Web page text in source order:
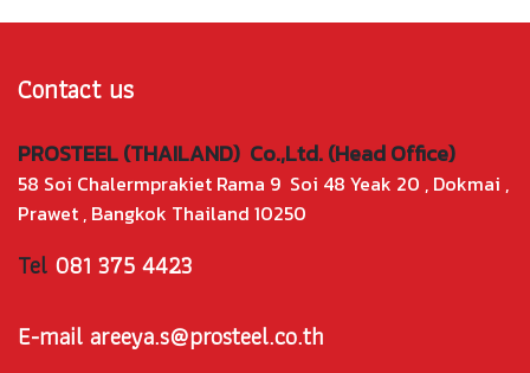
Contact us
PROSTEEL (THAILAND) Co.,Ltd. (Head Office)
58 Soi Chalermprakiet Rama 9 Soi 48 Yeak 20 , Dokmai ,
Prawet , Bangkok Thailand 10250
Tel 081 375 4423
E-mail areeya.s@prosteel.co.th